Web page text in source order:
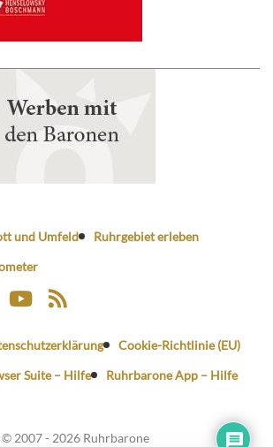
und Umfeld
Ruhrgebiet erleben
Cookie-Richtlinie (EU)
Suite – Hilfe
Ruhrbarone App – Hilfe
© 2007 - 2026 Ruhrbarone